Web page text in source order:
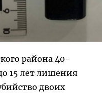
района 40-
15 лет лишения
двоих